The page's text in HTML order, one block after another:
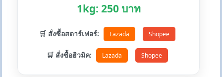
1kg: 250 บาท
🛒 สั่งซื้อสตาร์เฟอร์: Lazada Shopee
🛒 สั่งซื้อฮิวมิค: Lazada Shopee